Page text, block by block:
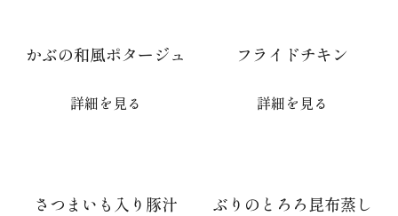
かぶの和風ポタージュ
詳細を見る
フライドチキン
詳細を見る
さつまいも入り豚汁 ぶりのとろろ昆布蒸し